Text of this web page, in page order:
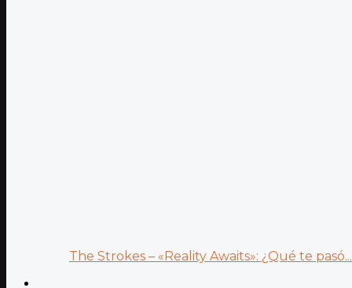
The Strokes – «Reality Awaits»: ¿Qué te pasó...